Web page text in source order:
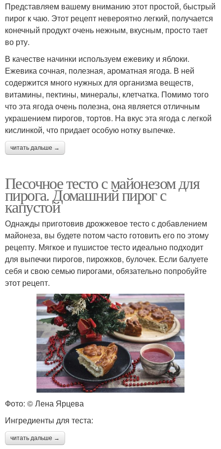
Представляем вашему вниманию этот простой, быстрый
пирог к чаю. Этот рецепт невероятно легкий, получается
конечный продукт очень нежным, вкусным, просто тает
во рту.
В качестве начинки используем ежевику и яблоки.
Ежевика сочная, полезная, ароматная ягода. В ней
содержится много нужных для организма веществ,
витамины, пектины, минералы, клетчатка. Помимо того
что эта ягода очень полезна, она является отличным
украшением пирогов, тортов. На вкус эта ягода с легкой
кислинкой, что придает особую нотку выпечке.
читать дальше →
Песочное тесто с майонезом для
пирога. Домашний пирог с
капустой
Однажды приготовив дрожжевое тесто с добавлением
майонеза, вы будете потом часто готовить его по этому
рецепту. Мягкое и пушистое тесто идеально подходит
для выпечки пирогов, пирожков, булочек. Если балуете
себя и свою семью пирогами, обязательно попробуйте
этот рецепт.
Фото: © Лена Ярцева
Ингредиенты для теста:
читать дальше →